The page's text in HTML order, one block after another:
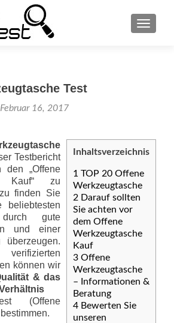
Test
Februar 16, 2017
Inhaltsverzeichnis
1 TOP 20 Offene
Werkzeugtasche
2 Darauf sollten
Sie achten vor
dem Offene
Werkzeugtasche
Kauf
3 Offene
Werkzeugtasche
– Informationen &
Beratung
4 Bewerten Sie
unseren
Testbericht
den „Offene
Kauf“ zu
finden Sie
beliebtesten
gute
und einer
überzeugen.
können wir
& das
(Offene